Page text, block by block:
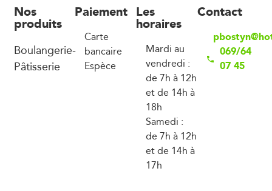
Nos
produits
Boulangerie-
Pâtisserie
Paiement
Carte
bancaire
Espèce
Les
horaires
Mardi au
vendredi :
de 7h à 12h
et de 14h à
18h
Samedi :
de 7h à 12h
et de 14h à
17h
Contact
069/64
07 45